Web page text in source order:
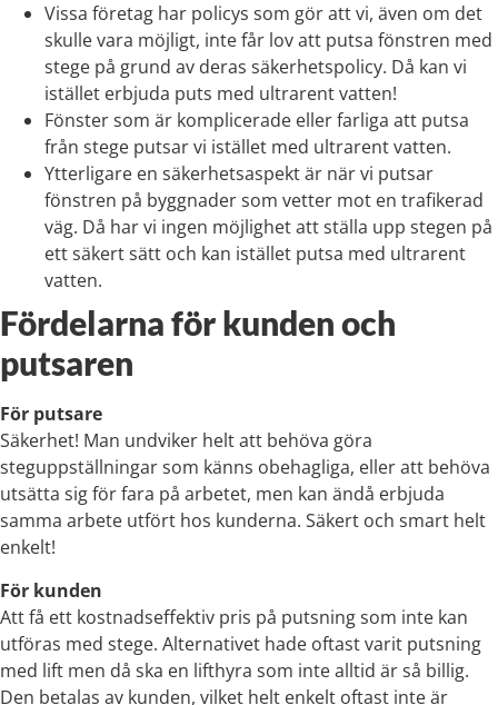
Vissa företag har policys som gör att vi, även om det
skulle vara möjligt, inte får lov att putsa fönstren med
stege på grund av deras säkerhetspolicy. Då kan vi
istället erbjuda puts med ultrarent vatten!
Fönster som är komplicerade eller farliga att putsa
från stege putsar vi istället med ultrarent vatten.
Ytterligare en säkerhetsaspekt är när vi putsar
fönstren på byggnader som vetter mot en trafikerad
väg. Då har vi ingen möjlighet att ställa upp stegen på
ett säkert sätt och kan istället putsa med ultrarent
vatten.
Fördelarna för kunden och
putsaren
För putsare
Säkerhet! Man undviker helt att behöva göra
steguppställningar som känns obehagliga, eller att behöva
utsätta sig för fara på arbetet, men kan ändå erbjuda
samma arbete utfört hos kunderna. Säkert och smart helt
enkelt!
För kunden
Att få ett kostnadseffektiv pris på putsning som inte kan
utföras med stege. Alternativet hade oftast varit putsning
med lift men då ska en lifthyra som inte alltid är så billig.
Den betalas av kunden, vilket helt enkelt oftast inte är